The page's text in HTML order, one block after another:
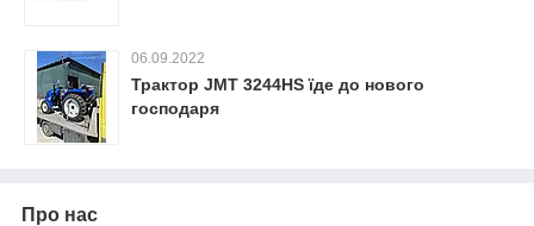
06.09.2022
Трактор JMT 3244HS їде до нового
господаря
Про нас